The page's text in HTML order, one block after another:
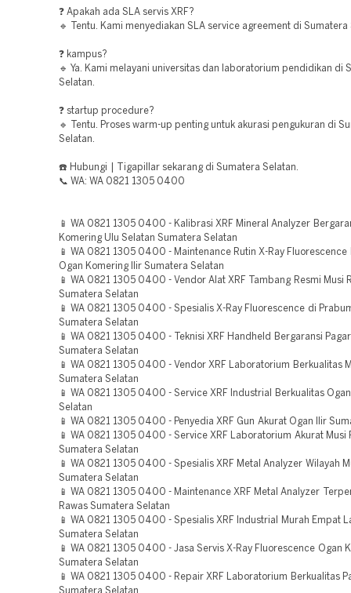
❓ Apakah ada SLA servis XRF?
🔹 Tentu. Kami menyediakan SLA service agreement di Sumatera
❓ kampus?
🔹 Ya. Kami melayani universitas dan laboratorium pendidikan di
Selatan.
❓ startup procedure?
🔹 Tentu. Proses warm-up penting untuk akurasi pengukuran di
Selatan.
☎️ Hubungi | Tigapillar sekarang di Sumatera Selatan.
📞 WA: WA 0821 1305 0400
📱 WA 0821 1305 0400 - Kalibrasi XRF Mineral Analyzer
Komering Ulu Selatan Sumatera Selatan
📱 WA 0821 1305 0400 - Maintenance Rutin X-Ray Fluorescence
Ogan Komering Ilir Sumatera Selatan
📱 WA 0821 1305 0400 - Vendor Alat XRF Tambang Resmi Musi
Sumatera Selatan
📱 WA 0821 1305 0400 - Spesialis X-Ray Fluorescence di
Sumatera Selatan
📱 WA 0821 1305 0400 - Teknisi XRF Handheld Bergaransi
Sumatera Selatan
📱 WA 0821 1305 0400 - Vendor XRF Laboratorium Berkualitas
Sumatera Selatan
📱 WA 0821 1305 0400 - Service XRF Industrial Berkualitas
Selatan
📱 WA 0821 1305 0400 - Penyedia XRF Gun Akurat Ogan Ilir
📱 WA 0821 1305 0400 - Service XRF Laboratorium Akurat Musi
Sumatera Selatan
📱 WA 0821 1305 0400 - Spesialis XRF Metal Analyzer Wilayah
Sumatera Selatan
📱 WA 0821 1305 0400 - Maintenance XRF Metal Analyzer
Rawas Sumatera Selatan
📱 WA 0821 1305 0400 - Spesialis XRF Industrial Murah Empat
Sumatera Selatan
📱 WA 0821 1305 0400 - Jasa Servis X-Ray Fluorescence Ogan
Sumatera Selatan
📱 WA 0821 1305 0400 - Repair XRF Laboratorium Berkualitas
Sumatera Selatan